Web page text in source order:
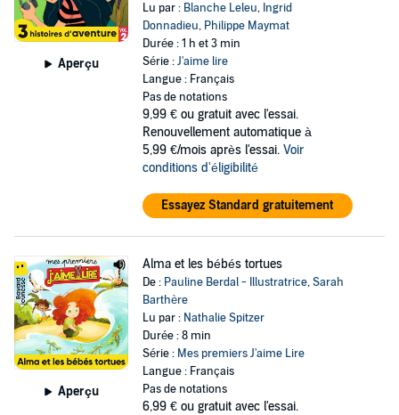
Aperçu
Lu par : Blanche Leleu, Ingrid
Donnadieu, Philippe Maymat
Durée : 1 h et 3 min
Série :J'aime lire
Langue : Français
Pas de notations
9,99 € ou gratuit avec l'essai.
Renouvellement automatique à
5,99 €/mois après l'essai. Voir
conditions d'éligibilité
Essayez Standard gratuitement
Aperçu
Alma et les bébés tortues
De : Pauline Berdal - Illustratrice,Sarah
Barthère
Lu par : Nathalie Spitzer
Durée : 8 min
Série : Mes premiers J'aime Lire
Langue : Français
Pas de notations
6,99 € ou gratuit avec l'essai.